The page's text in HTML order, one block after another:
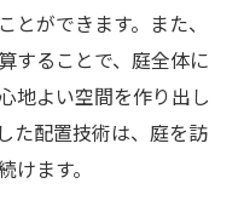
ができます。また、
することで、庭全体に
地よい空間を作り出し
た配置技術は、庭を訪
ます。